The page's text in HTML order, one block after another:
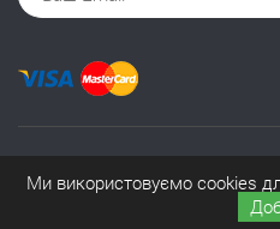
Ми використовуємо cookies